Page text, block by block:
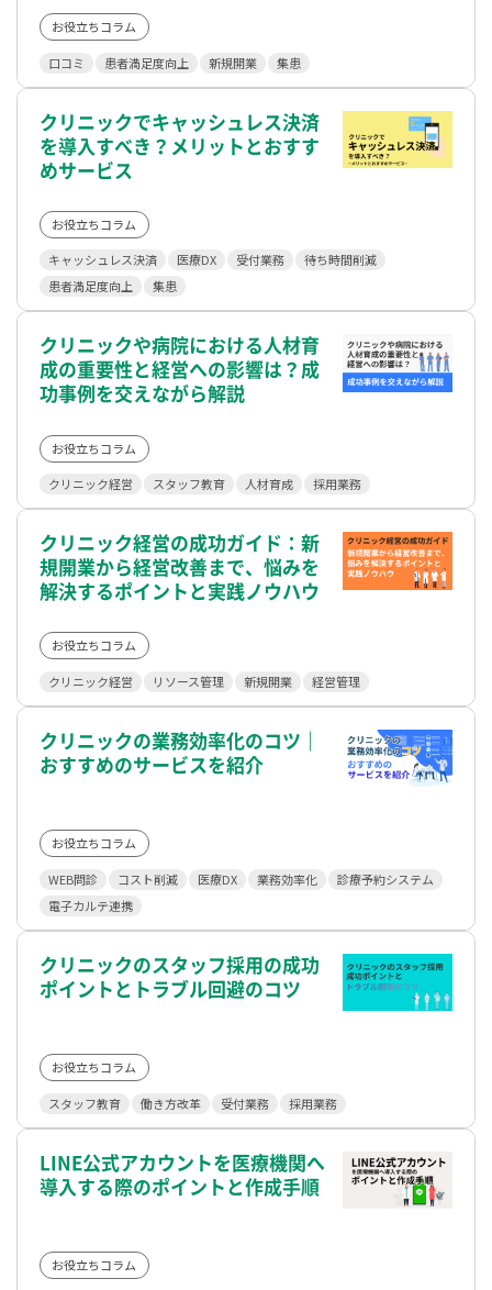
お役立ちコラム
口コミ 患者満足度向上 新規開業 集患
クリニックでキャッシュレス決済
を導入すべき？メリットとおすす
めサービス
お役立ちコラム
キャッシュレス決済 医療DX 受付業務
待ち時間削減
患者満足度向上
集患
クリニックや病院における人材育
成の重要性と経営への影響は？成
功事例を交えながら解説
お役立ちコラム
クリニック経営 スタッフ教育 人材育成 採用業務
クリニック経営の成功ガイド：新
規開業から経営改善まで、悩みを
解決するポイントと実践ノウハウ
お役立ちコラム
クリニック経営 リソース管理 新規開業 経営管理
クリニックの業務効率化のコツ｜
おすすめのサービスを紹介
お役立ちコラム
WEB問診 コスト削減 医療DX 業務効率化
診療予約システム
電子カルテ連携
クリニックのスタッフ採用の成功
ポイントとトラブル回避のコツ
お役立ちコラム
スタッフ教育 働き方改革 受付業務 採用業務
LINE公式アカウントを医療機関へ
導入する際のポイントと作成手順
お役立ちコラム